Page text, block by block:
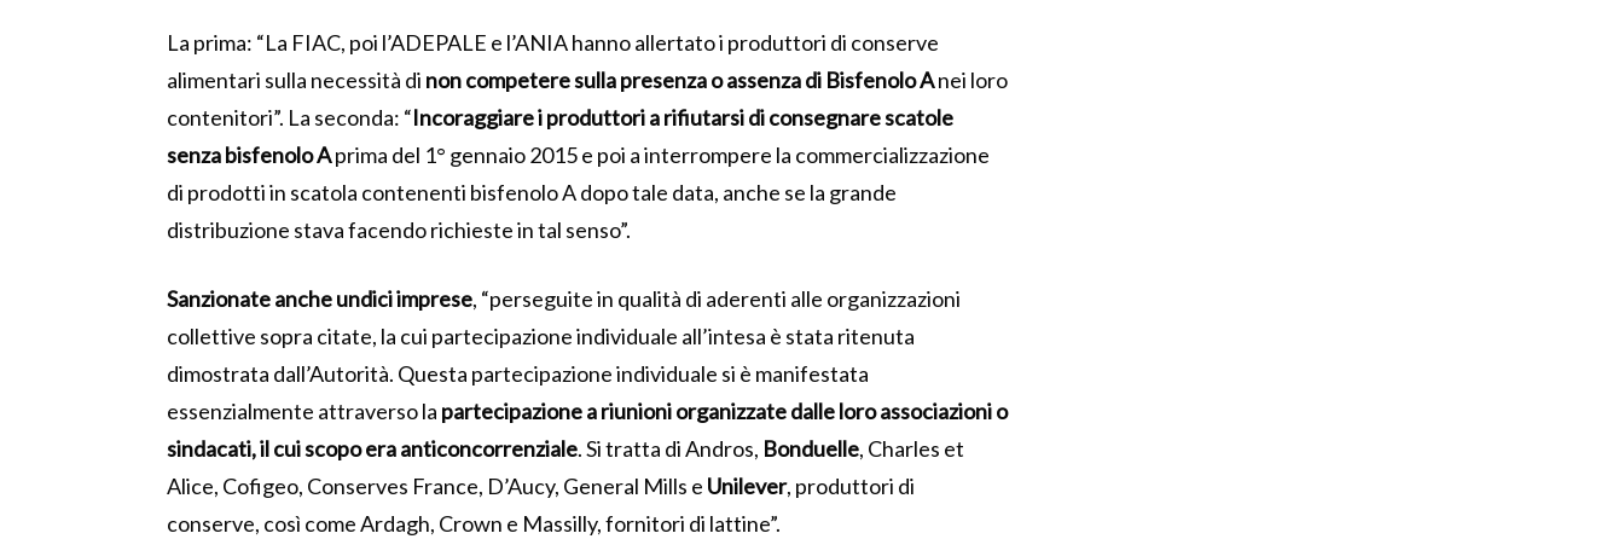
La prima: “La FIAC, poi l’ADEPALE e l’ANIA hanno allertato i produttori di conserve
alimentari sulla necessità di non competere sulla presenza o assenza di Bisfenolo Anei loro
contenitori”. La seconda: “Incoraggiare i produttori a rifiutarsi di consegnare scatole
senza bisfenolo Aprima del 1° gennaio 2015 e poi a interrompere la commercializzazione
di prodotti in scatola contenenti bisfenolo A dopo tale data, anche se la grande
distribuzione stava facendo richieste in tal senso”.
Sanzionate anche undici imprese, “perseguite in qualità di aderenti alle organizzazioni
collettive sopra citate, la cui partecipazione individuale all’intesa è stata ritenuta
dimostrata dall’Autorità. Questa partecipazione individuale si è manifestata
essenzialmente attraverso la partecipazione a riunioni organizzate dalle loro associazioni o
sindacati, il cui scopo era anticoncorrenziale.Si tratta di Andros, Bonduelle, Charles et
Alice, Cofigeo, Conserves France, D’Aucy, General Mills e Unilever, produttori di
conserve, così come Ardagh, Crown e Massilly, fornitori di lattine”.